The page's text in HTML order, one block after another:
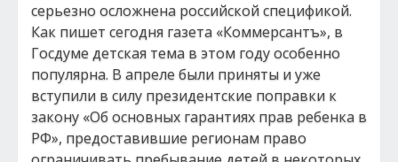
серьезно осложнена российской спецификой.
Как пишет сегодня газета «Коммерсантъ», в
Госдуме детская тема в этом году особенно
популярна. В апреле были приняты и уже
вступили в силу президентские поправки к
закону «Об основных гарантиях прав ребенка в
РФ», предоставившие регионам право